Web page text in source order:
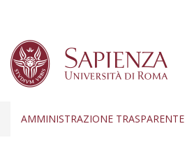
AMMINISTRAZIONE TRASPARENTE